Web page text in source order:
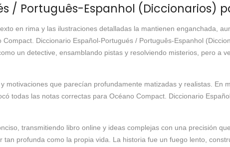
/ Português-Espanhol (Diccionarios)
en rima y las ilustraciones detalladas la mantienen enganchada,
Diccionario Español-Portugués / Português-Espanhol
un detective, ensamblando pistas y resolviendo misterios, pero a
que parecían profundamente matizadas y realistas. En
todas las notas correctas para Océano Compact. Diccionario
transmitiendo libro online​ y ideas complejas con una precisión
profunda como la propia vida. La historia fue un fuego lento,